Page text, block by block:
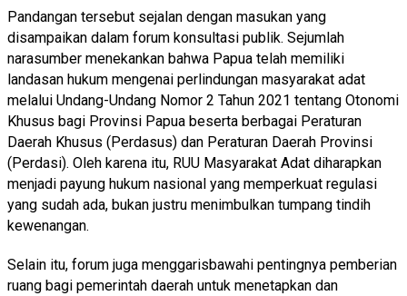
Pandangan tersebut sejalan dengan masukan yang
disampaikan dalam forum konsultasi publik. Sejumlah
narasumber menekankan bahwa Papua telah memiliki
landasan hukum mengenai perlindungan masyarakat adat
melalui Undang-Undang Nomor 2 Tahun 2021 tentang Otonomi
Khusus bagi Provinsi Papua beserta berbagai Peraturan
Daerah Khusus (Perdasus) dan Peraturan Daerah Provinsi
(Perdasi). Oleh karena itu, RUU Masyarakat Adat diharapkan
menjadi payung hukum nasional yang memperkuat regulasi
yang sudah ada, bukan justru menimbulkan tumpang tindih
kewenangan.
Selain itu, forum juga menggarisbawahi pentingnya pemberian
ruang bagi pemerintah daerah untuk menetapkan dan